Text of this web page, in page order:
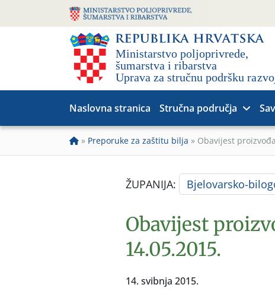
Naslovna stranica Stručna područja
» Preporuke za zaštitu bilja » Obavijest
ŽUPANIJA: Bjelovarsko-
Obavijest
14.05.2015.
14. svibnja 2015.